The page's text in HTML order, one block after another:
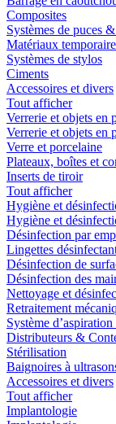
Composites
Systèmes de puces
Matériaux
Systèmes de stylos
Ciments
Accessoires et divers
Tout afficher
Verrerie et objets en
Verrerie et objets en
Verre et porcelaine
Plateaux, boîtes et
Inserts de tiroir
Tout afficher
Hygiène et
Hygiène et
Désinfection par
Lingettes
Désinfection de
Désinfection des
Nettoyage et
Retraitement
Système
Distributeurs &
Stérilisation
Baignoires à
Accessoires et divers
Tout afficher
Implantologie